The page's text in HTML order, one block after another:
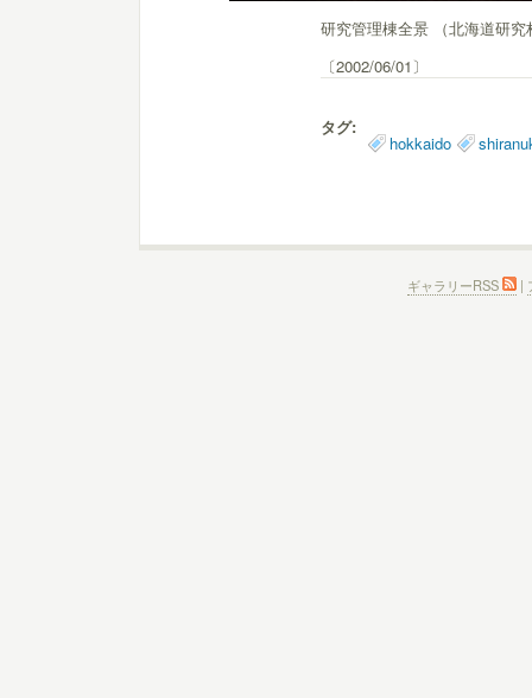
研究管理棟全景 （北海道研究
〔2002/06/01〕
タグ:
hokkaido
ギャラリーRSS |